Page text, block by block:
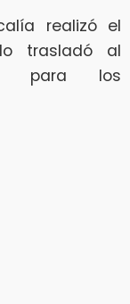
realizó el
trasladó al
para los